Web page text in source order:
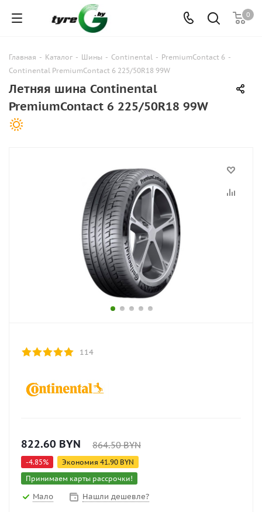
0
Главная - Каталог - Шины - Continental - PremiumContact 6 -
Continental PremiumContact 6 225/50R18 99W
Летняя шина Continental
PremiumContact 6 225/50R18 99W
114
822.60 BYN 864.50BYN
-4.85% Экономия 41.90 BYN
Принимаем карты рассрочки!
Мало Нашли дешевле?